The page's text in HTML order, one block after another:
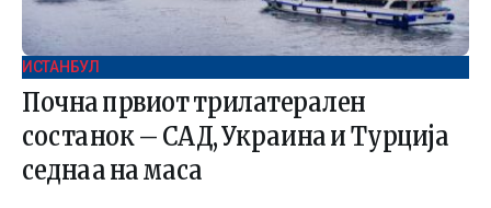
ИСТАНБУЛ
Почна првиот трилатерален
состанок – САД, Украина и Турција
седнаа на маса